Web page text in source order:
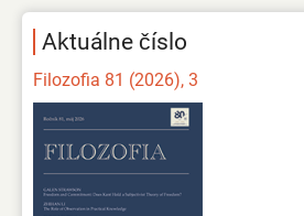
Aktuálne číslo
Filozofia 81 (2026), 3